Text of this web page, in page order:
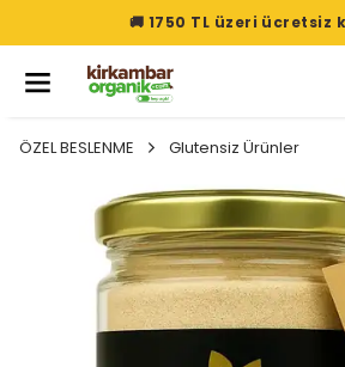
🚚 1750 TL üzeri ücretsiz
ÖZEL BESLENME Glutensiz Ürünler